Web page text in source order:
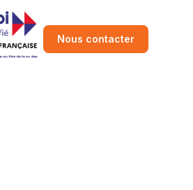
Nous contacter